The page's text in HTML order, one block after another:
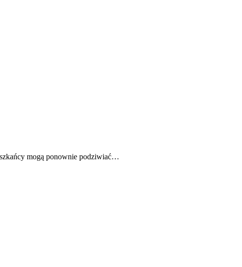
mogą ponownie podziwiać…